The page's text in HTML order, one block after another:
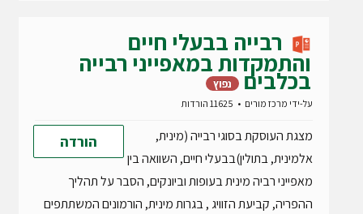
רבייה בבעלי חיים
והתמקדות במאפייני רבייה
בכלבים נפוץ
על-ידי מרכז מורים
הורדה
מצגת העוסקת בסוגי רבייה (מינית,
אלמינית, בתולין)בבעלי חיים, השוואה בין
מאפייני רביה מינית בעופות וביונקים, הסבר על תהליך
ההפריה, קביעת הזוויג , בגרות מינית, הורמונים המשתתפים